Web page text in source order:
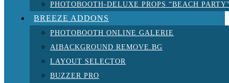
PHOTOBOOTH-DELUXE PROPS “BEACH
BREEZE ADDONS
PHOTOBOOTH ONLINE GALERIE
AIBACKGROUND REMOVE.BG
LAYOUT SELECTOR
BUZZER PRO